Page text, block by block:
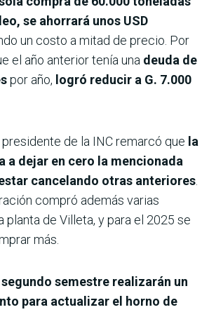
se ahorrará unos USD
un costo a mitad de precio. Por
el año anterior tenía una deuda de
por año, logró reducir a G. 7.000
de la INC remarcó que la
a dejar en cero la mencionada
cancelando otras anteriores.
compró además varias
planta de Villeta, y para el 2025 se
más.
semestre realizarán un
para actualizar el horno de